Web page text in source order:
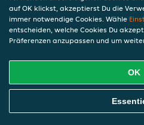
Pho Xao Bo
gebratenes Rindfleisch mit
Zwiebeln, Sojasprossen
14,90 €
Online
auf OK klickst, akzeptierst Du die
immer notwendige Cookies. Wähle
entscheiden, welche Cookies Du
Präferenzen anzupassen und um
OK